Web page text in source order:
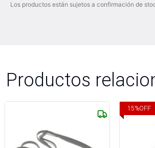
Los productos están sujetos a confirmación de
Productos
15%OFF